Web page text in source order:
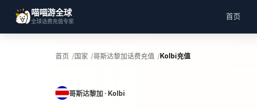
喵喵游全球
全球话费充值专家
首页
首页 国家 哥斯达黎加话费充值 Kolbi充值
哥斯达黎加 · Kolbi